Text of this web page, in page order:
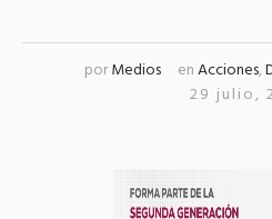
porMedios enAcciones,
29 julio,